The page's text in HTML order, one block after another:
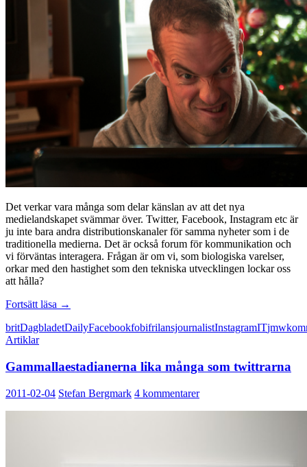
Det verkar vara många som delar känslan av att det nya
medielandskapet svämmar över. Twitter, Facebook, Instagram etc är
ju inte bara andra distributionskanaler för samma nyheter som i de
traditionella medierna. Det är också forum för kommunikation och
vi förväntas interagera. Frågan är om vi, som biologiska varelser,
orkar med den hastighet som den tekniska utvecklingen lockar oss
att hålla?
Fortsätt läsa Sociala
en
→
britDagbladetDailyFacebookfobifrilansjournalistInstagramITjmw
Artiklar
Gammallaestadianerna lika många som twittrarna
2011-02-04 Stefan Bergmark 4 kommentarer